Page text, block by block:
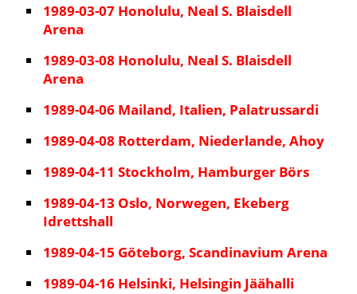
1989-03-07 Honolulu, Neal S. Blaisdell
Arena
1989-03-08 Honolulu, Neal S. Blaisdell
Arena
1989-04-06 Mailand, Italien, Palatrussardi
1989-04-08 Rotterdam, Niederlande, Ahoy
1989-04-11 Stockholm, Hamburger Börs
1989-04-13 Oslo, Norwegen, Ekeberg
Idrettshall
1989-04-15 Göteborg, Scandinavium Arena
1989-04-16 Helsinki, Helsingin Jäähalli